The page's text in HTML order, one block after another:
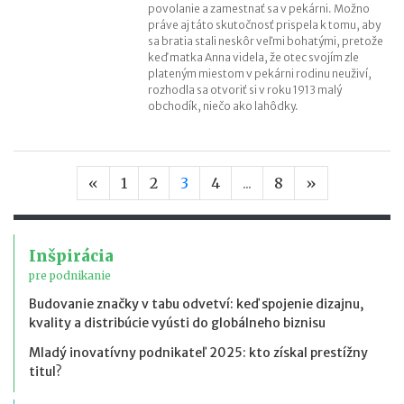
povolanie a zamestnať sa v pekárni. Možno
práve aj táto skutočnosť prispela k tomu, aby
sa bratia stali neskôr veľmi bohatými, pretože
keď matka Anna videla, že otec svojím zle
plateným miestom v pekárni rodinu neuživí,
rozhodla sa otvoriť si v roku 1913 malý
obchodík, niečo ako lahôdky.
«Predchádzajúca strana
1 2 3 4 ... 8 »
Inšpirácia
pre podnikanie
Budovanie značky v tabu odvetví: keď spojenie dizajnu,
kvality a distribúcie vyústi do globálneho biznisu
Mladý inovatívny podnikateľ 2025: kto získal prestížny
titul?